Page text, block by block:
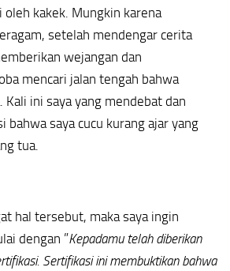
oleh kakek. Mungkin karena
setelah mendengar cerita
wejangan dan
mencari jalan tengah bahwa
Kali ini saya yang mendebat dan
bahwa saya cucu kurang ajar yang
tua.
hal tersebut, maka saya ingin
dengan ”Kepadamu telah diberikan
Sertifikasi ini membuktikan bahwa